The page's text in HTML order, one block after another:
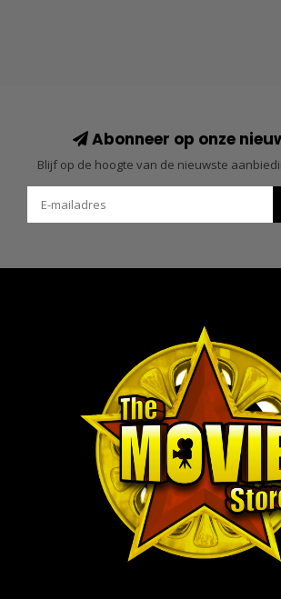
Abonneer op onze
Blijf op de hoogte van de nieuwste